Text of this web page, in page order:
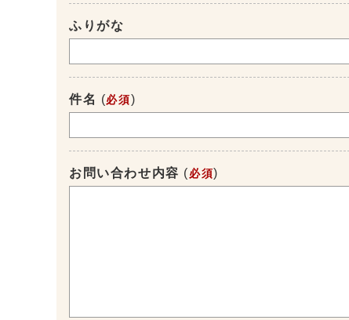
ふりがな
件名 (必須)
お問い合わせ内容 ( 必須)